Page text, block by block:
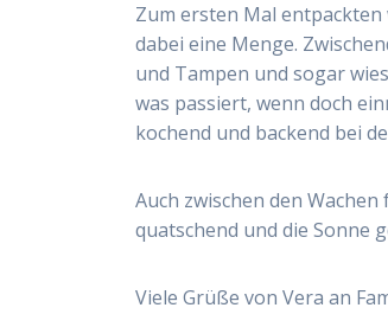
Zum ersten Mal entpackten
dabei eine Menge.
und Tampen und sogar
was passiert, wenn doch
kochend und backend bei
Auch zwischen den
quatschend und die Sonne
Viele Grüße von Vera an